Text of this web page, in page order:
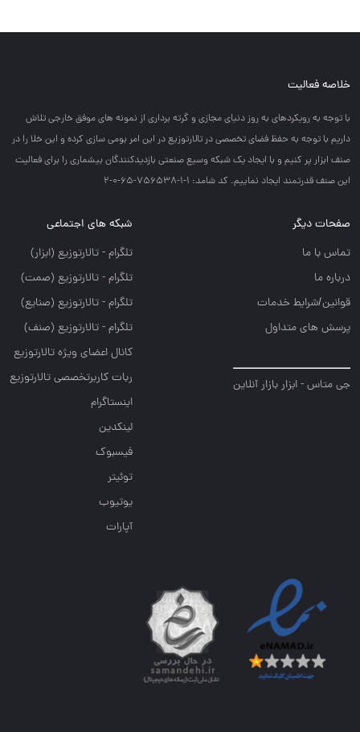
خلاصه فعالیت
با توجه به رويكردهاي به روز دنياي مجازي و گرته برداري از نمونه هاي موفق خارجي تلاش
داريم با توجه به حفظ فضاي تخصصي در تالارتوزيع در اين امر بومي سازي كرده و اين خلا را در
صنف ابزار پر كنيم و با ايجاد يك شبكه وسيع صنعتي بازديدكنندگان بيشماري را براي فعاليت
اين صنف قدرتمند ايجاد نماييم. کد شامد: 1-1-756538-65-0-2
صفحات دیگر
تماس با ما
درباره ما
قوانین/شرایط خدمات
پرسش های متداول
جی متاس - ابزار بازار آنلاین
شبکه های اجتماعی
تلگرام - تالارتوزيع (ابزار)
تلگرام - تالارتوزيع (صمت)
تلگرام - تالارتوزيع (صنايع)
تلگرام - تالارتوزیع (صنف)
کانال اعضای ویژه تالارتوزیع
ربات کاربرتخصصی تالارتوزیع
اینستاگرام
لینکدین
فیسبوک
توئیتر
یوتیوب
آپارات